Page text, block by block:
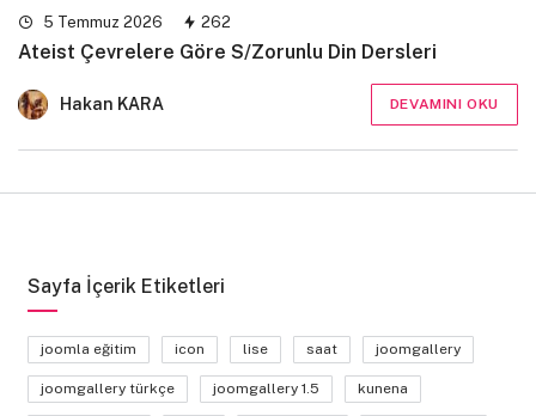
5 Temmuz 2026 262
Ateist Çevrelere Göre S/Zorunlu Din Dersleri
Hakan KARA DEVAMINI OKU
Sayfa İçerik Etiketleri
joomla eğitim icon lise saat joomgallery
joomgallery türkçe joomgallery 1.5 kunena